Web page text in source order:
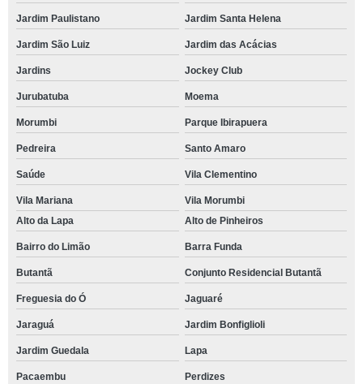
Jardim Paulistano Jardim Santa Helena
Jardim São Luiz Jardim das Acácias
Jardins Jockey Club
Jurubatuba Moema
Morumbi Parque Ibirapuera
Pedreira Santo Amaro
Saúde Vila Clementino
Vila Mariana
Vila Morumbi
Alto da Lapa
Alto de Pinheiros
Bairro do Limão Barra Funda
Butantã Conjunto Residencial Butantã
Freguesia do Ó Jaguaré
Jaraguá Jardim Bonfiglioli
Jardim Guedala Lapa
Pacaembu Perdizes